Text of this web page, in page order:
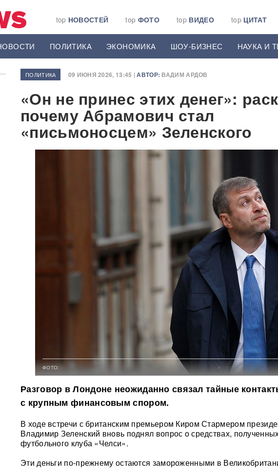
top НОВОСТЕЙ top ФОТО top ВИДЕО top ЦИТАТ
ПОЛИТИКА ЭКОНОМИКА ШОУ-БИЗНЕС НАУКА И
ПОЛИТИКА 09 ИЮНЯ 2026, 13:45 |АВТОР: ВАДИМ АРДОВ
«Он не принес этих денег»:
почему Абрамович стал
«письмоносцем» Зеленского
ФОТО:
Разговор в Лондоне неожиданно связал тайные
с крупным финансовым спором.
В ходе встречи с британским премьером Киром Стармером
Владимир Зеленский вновь поднял вопрос о средствах,
футбольного клуба «Челси».
Эти деньги по-прежнему остаются замороженными в